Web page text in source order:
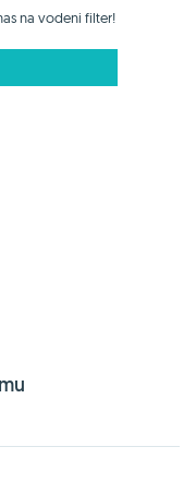
na vodeni filter!